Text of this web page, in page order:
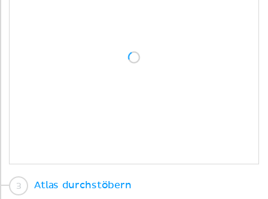
Atlas durchstöbern